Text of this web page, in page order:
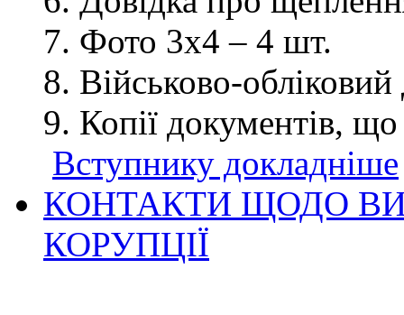
Фото 3х4 – 4 шт.
Військово-
Копії документів,
Вступнику докладніше
КОНТАКТИ ЩОДО
КОРУПЦІЇ